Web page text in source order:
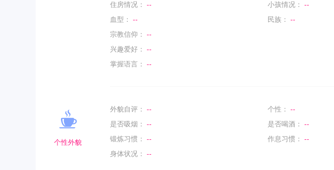
住房情况：
-- 小孩情况：
--
血型：
-- 民族：
--
宗教信仰：
--
兴趣爱好：
--
掌握语言：
--
个性外貌
外貌自评： -- 个性：
--
是否吸烟：
-- 是否喝酒：
--
锻炼习惯：
-- 作息习惯：
--
身体状况：
--